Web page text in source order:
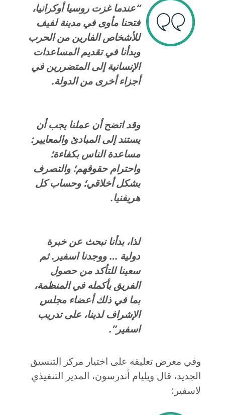
“عندما غزت روسيا أوكرانيا،
فتحنا مأوى في مدينة لفيف
للأشخاص الفارين من الحرب
وبدأنا في تقديم المساعدات
الإنسانية إلى المتضررين في
أجزاء أخرى من الدولة.
وقد اتضح أن عملنا يجب أن
يستند إلى المبادئ والمعايير:
مساعدة الناس بكفاءة؛
واحترام حقوقهم؛ والتصرف
بشكل أخلاقي؛ وحساب كل
هريفنيا.
لذا، بدأنا نبحث عن خبرة
دولية … ووجدنا اسفير. ثم
سعينا للتأكد من حصول
الفريق بأكمله في المنظمة،
بما في ذلك أعضاء مجلس
الإشراف لدينا، على تدريب
اسفير”.
وفي معرض تعليقه على اختيار مركز التنسيق
الجديد، قال ويليام أندرسون، المدير التنفيذي
لاسفير: